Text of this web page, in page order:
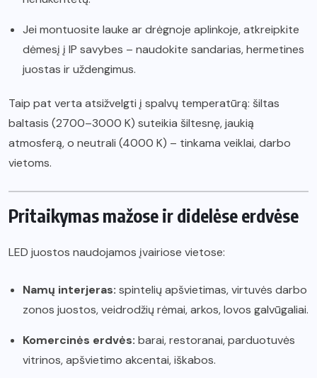
Jei montuosite lauke ar drėgnoje aplinkoje, atkreipkite
dėmesį į IP savybes – naudokite sandarias, hermetines
juostas ir uždengimus.
Taip pat verta atsižvelgti į spalvų temperatūrą: šiltas
baltasis (2700–3000 K) suteikia šiltesnę, jaukią
atmosferą, o neutrali (4000 K) – tinkama veiklai, darbo
vietoms.
Pritaikymas mažose ir didelėse erdvėse
LED juostos naudojamos įvairiose vietose:
Namų interjeras: spintelių apšvietimas, virtuvės darbo
zonos juostos, veidrodžių rėmai, arkos, lovos galvūgaliai.
Komercinės erdvės: barai, restoranai, parduotuvės
vitrinos, apšvietimo akcentai, iškabos.